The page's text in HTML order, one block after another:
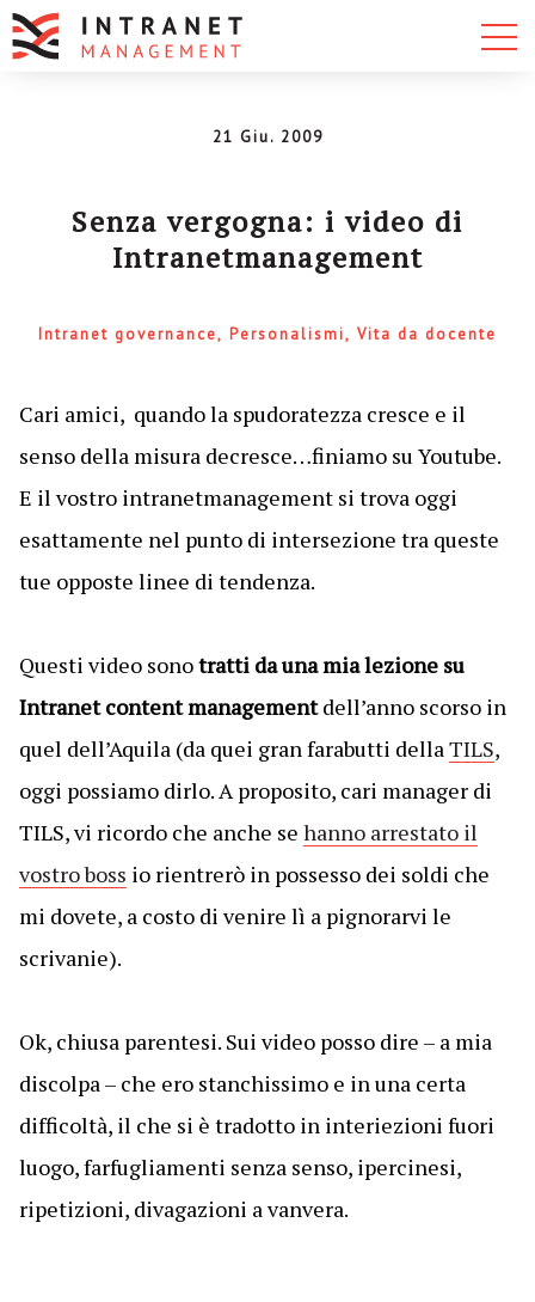
21 Giu. 2009
Senza vergogna: i video di
Intranetmanagement
Intranet governance Personalismi Vita da docente
Cari amici, quando la spudoratezza cresce e il
senso della misura decresce…finiamo su Youtube.
E il vostro intranetmanagement si trova oggi
esattamente nel punto di intersezione tra queste
tue opposte linee di tendenza.
Questi video sonotratti da una mia lezione su
Intranet content managementdell’anno scorso in
quel dell’Aquila (da quei gran farabutti dellaTILS,
oggi possiamo dirlo. A proposito, cari manager di
TILS, vi ricordo che anche se hanno arrestato il
vostro boss io rientrerò in possesso dei soldi che
mi dovete, a costo di venire lì a pignorarvi le
scrivanie).
Ok, chiusa parentesi. Sui video posso dire – a mia
discolpa – che ero stanchissimo e in una certa
difficoltà, il che si è tradotto in interiezioni fuori
luogo, farfugliamenti senza senso, ipercinesi,
ripetizioni, divagazioni a vanvera.